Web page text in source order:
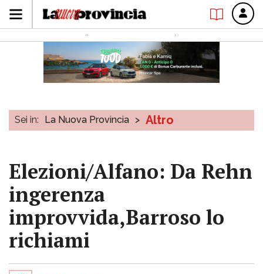
Sei in: La Nuova Provincia > Altro
Elezioni/Alfano: Da Rehn
ingerenza
improvvida,Barroso lo
richiami